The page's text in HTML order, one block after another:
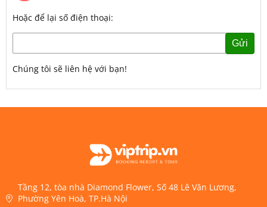
Hoặc để lại số điện thoại:
Gửi
Chúng tôi sẽ liên hệ với bạn!
Tầng 12, tòa nhà Diamond Flower, Số 48 Lê Văn Lương,
Phường Yên Hoà, TP.Hà Nội